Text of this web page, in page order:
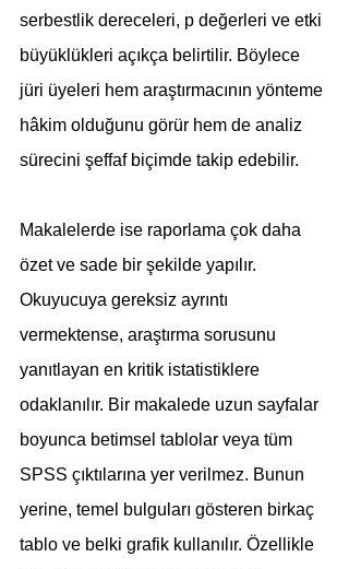
serbestlik dereceleri, p değerleri ve etki
büyüklükleri açıkça belirtilir. Böylece
jüri üyeleri hem araştırmacının yönteme
hâkim olduğunu görür hem de analiz
sürecini şeffaf biçimde takip edebilir.
Makalelerde ise raporlama çok daha
özet ve sade bir şekilde yapılır.
Okuyucuya gereksiz ayrıntı
vermektense, araştırma sorusunu
yanıtlayan en kritik istatistiklere
odaklanılır. Bir makalede uzun sayfalar
boyunca betimsel tablolar veya tüm
SPSS çıktılarına yer verilmez. Bunun
yerine, temel bulguları gösteren birkaç
tablo ve belki grafik kullanılır. Özellikle